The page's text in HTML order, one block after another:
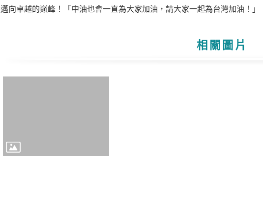
邁向卓越的巔峰！「中油也會一直為大家加油，請大家一起為台灣加油！」
相關圖片